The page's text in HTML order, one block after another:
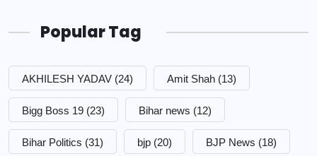
Popular Tag
AKHILESH YADAV (24) Amit Shah (13)
Bigg Boss 19 (23) Bihar news (12)
Bihar Politics (31) bjp (20) BJP News (18)